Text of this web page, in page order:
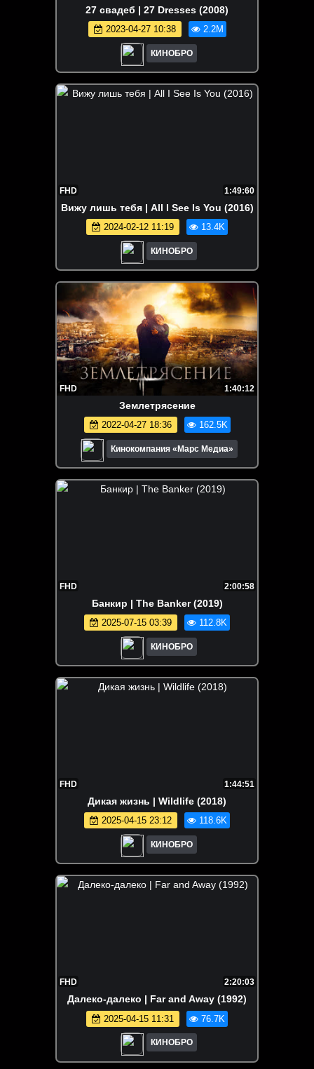
27 свадеб | 27 Dresses (2008)
2023-04-27 10:38 2.2M
КИНОБРО
FHD 1:49:60
Вижу лишь тебя | All I See Is You (2016)
2024-02-12 11:19 13.4K
КИНОБРО
FHD 1:40:12
Землетрясение
2022-04-27 18:36 162.5K
Кинокомпания «Марс Медиа»
FHD 2:00:58
Банкир | The Banker (2019)
2025-07-15 03:39 112.8K
КИНОБРО
FHD 1:44:51
Дикая жизнь | Wildlife (2018)
2025-04-15 23:12 118.6K
КИНОБРО
FHD 2:20:03
Далеко-далеко | Far and Away (1992)
2025-04-15 11:31 76.7K
КИНОБРО